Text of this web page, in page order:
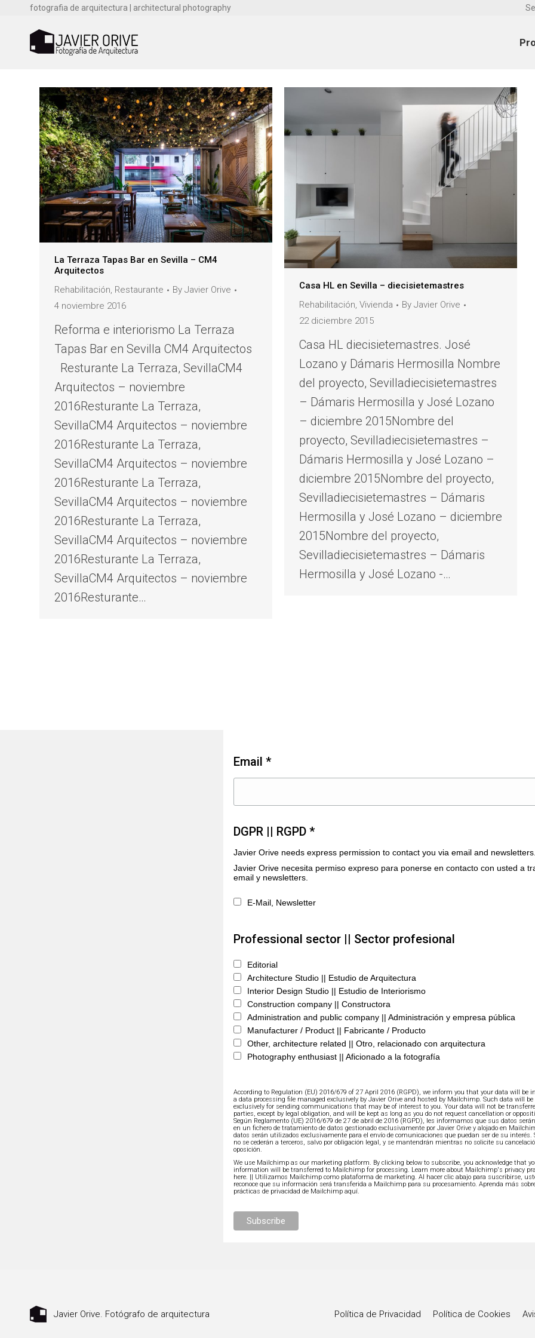
fotografia de arquitectura | architectural photography
La Terraza Tapas Bar en Sevilla – CM4
Arquitectos
Rehabilitación, Restaurante By Javier Orive
4 noviembre 2016
Reforma e interiorismo La Terraza
Tapas Bar en Sevilla CM4 Arquitectos
Resturante La Terraza, SevillaCM4
Arquitectos – noviembre
2016Resturante La Terraza,
SevillaCM4 Arquitectos – noviembre
2016Resturante La Terraza,
SevillaCM4 Arquitectos – noviembre
2016Resturante La Terraza,
SevillaCM4 Arquitectos – noviembre
2016Resturante La Terraza,
SevillaCM4 Arquitectos – noviembre
2016Resturante La Terraza,
SevillaCM4 Arquitectos – noviembre
2016Resturante…
Casa HL en Sevilla – diecisietemastres
Rehabilitación, Vivienda By Javier Orive
22 diciembre 2015
Casa HL diecisietemastres. José
Lozano y Dámaris Hermosilla Nombre
del proyecto, Sevilladiecisietemastres
– Dámaris Hermosilla y José Lozano
– diciembre 2015Nombre del
proyecto, Sevilladiecisietemastres –
Dámaris Hermosilla y José Lozano –
diciembre 2015Nombre del proyecto,
Sevilladiecisietemastres – Dámaris
Hermosilla y José Lozano – diciembre
2015Nombre del proyecto,
Sevilladiecisietemastres – Dámaris
Hermosilla y José Lozano -…
Email *
DGPR || RGPD *
Javier Orive needs express permission to contact you via email and newsletters.
Javier Orive necesita permiso expreso para ponerse en contacto con usted a
email y newsletters.
E-Mail, Newsletter
Professional sector || Sector profesional
Editorial
Architecture Studio || Estudio de Arquitectura
Interior Design Studio || Estudio de Interiorismo
Construction company || Constructora
Administration and public company || Administración y empresa pública
Manufacturer / Product || Fabricante / Producto
Other, architecture related || Otro, relacionado con arquitectura
Photography enthusiast || Aficionado a la fotografía
According to Regulation (EU) 2016/679 of 27 April 2016 (RGPD), we inform you that your data will be
a data processing file managed exclusively by Javier Orive and hosted by Mailchimp. Such data will be
exclusively for sending communications that may be of interest to you. Your data will not be
parties, except by legal obligation, and will be kept as long as you do not request cancellation or
Según Reglamento (UE) 2016/679 de 27 de abril de 2016 (RGPD), les informamos que sus datos
en un fichero de tratamiento de datos gestionado exclusivamente por Javier Orive y alojado en
datos serán utilizados exclusivamente para el envío de comunicaciones que puedan ser de su interés.
no se cederán a terceros, salvo por obligación legal, y se mantendrán mientras no solicite su
oposición.
We use Mailchimp as our marketing platform. By clicking below to subscribe, you acknowledge that
information will be transferred to Mailchimp for processing. Learn more about Mailchimp's privacy
here. || Utilizamos Mailchimp como plataforma de marketing. Al hacer clic abajo para suscribirse,
reconoce que su información será transferida a Mailchimp para su procesamiento.Aprenda más
prácticas de privacidad de Mailchimp aquí.
Javier Orive. Fotógrafo de arquitectura Política de Privacidad Política de Cookies